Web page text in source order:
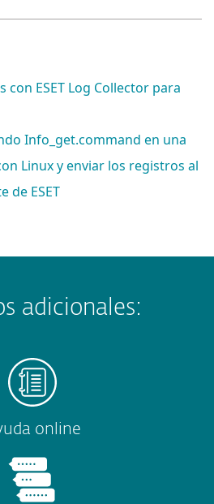
con ESET Log Collector para
Info_get.command en una
Linux y enviar los registros al
de ESET
adicionales:
online